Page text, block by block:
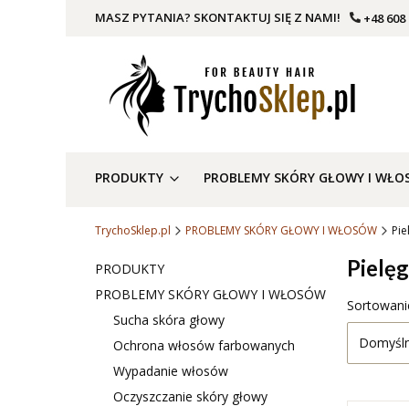
MASZ PYTANIA? SKONTAKTUJ SIĘ Z NAMI! +48 608
PRODUKTY PROBLEMY SKÓRY GŁOWY I
TrychoSklep.pl PROBLEMY SKÓRY GŁOWY I WŁOSÓW
PRODUKTY
PROBLEMY SKÓRY GŁOWY I WŁOSÓW
Sucha skóra głowy
Ochrona włosów farbowanych
Wypadanie włosów
Oczyszczanie skóry głowy
Lista